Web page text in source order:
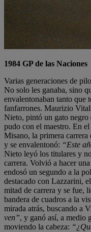
1984 GP de las Naciones
Varias generaciones de
No solo les ganaba, sino
envalentonaban tanto que
fanfarrones. Maurizio
Nieto, pintó un gato
pudo con el maestro. En
Misano, la primera carrera
y se envalentonó: “Este
Nieto leyó los titulares y
carrera. Volvió a hacer
endosó un segundo a la
destacado con Lazzarini,
mitad de carrera y se fue,
bandera de cuadros a la
mirada atrás, buscando a
ven”, y ganó así, a medio
moviendo la cabeza: